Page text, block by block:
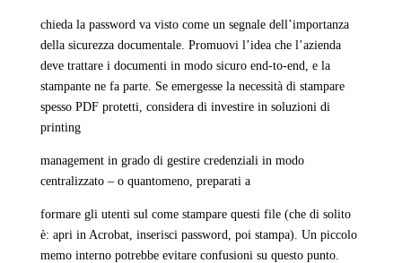
chieda la password va visto come un segnale dell’importanza
della sicurezza documentale. Promuovi l’idea che l’azienda
deve trattare i documenti in modo sicuro end-to-end, e la
stampante ne fa parte. Se emergesse la necessità di stampare
spesso PDF protetti, considera di investire in soluzioni di
printing
management in grado di gestire credenziali in modo
centralizzato – o quantomeno, preparati a
formare gli utenti sul come stampare questi file (che di solito
è: apri in Acrobat, inserisci password, poi stampa). Un piccolo
memo interno potrebbe evitare confusioni su questo punto.